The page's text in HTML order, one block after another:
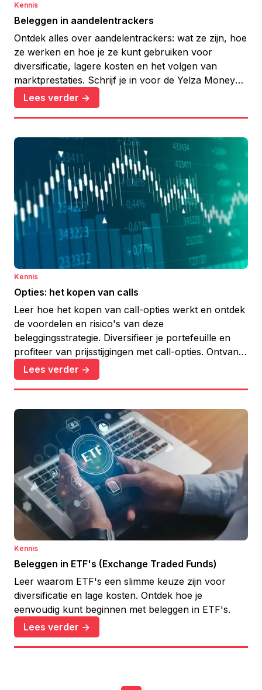
Kennis
Beleggen in aandelentrackers
Ontdek alles over aandelentrackers: wat ze zijn, hoe
ze werken en hoe je ze kunt gebruiken voor
diversificatie, lagere kosten en het volgen van
marktprestaties. Schrijf je in voor de Yelza Money
Care nieuwsbrief voor meer inzichten!
Lees verder ->
Kennis
Opties: het kopen van calls
Leer hoe het kopen van call-opties werkt en ontdek
de voordelen en risico's van deze
beleggingsstrategie. Diversifieer je portefeuille en
profiteer van prijsstijgingen met call-opties. Ontvang
waardevolle inzichten bij Yelza.com.
Lees verder ->
Kennis
Beleggen in ETF's (Exchange Traded Funds)
Leer waarom ETF's een slimme keuze zijn voor
diversificatie en lage kosten. Ontdek hoe je
eenvoudig kunt beginnen met beleggen in ETF's.
Lees verder ->